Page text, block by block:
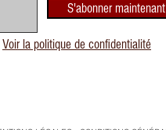
S'abonner maintenant
Voir la politique de confidentialité